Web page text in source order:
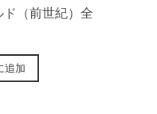
（前世紀）全
追加